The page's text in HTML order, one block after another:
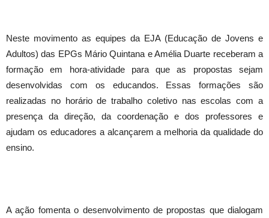
Neste movimento as equipes da EJA (Educação de Jovens e
Adultos) das EPGs Mário Quintana e Amélia Duarte receberam a
formação em hora-atividade para que as propostas sejam
desenvolvidas com os educandos. Essas formações são
realizadas no horário de trabalho coletivo nas escolas com a
presença da direção, da coordenação e dos professores e
ajudam os educadores a alcançarem a melhoria da qualidade do
ensino.
A ação fomenta o desenvolvimento de propostas que dialogam